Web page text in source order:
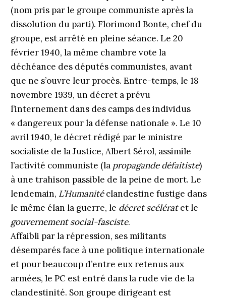
(nom pris par le groupe communiste après la
dissolution du parti). Florimond Bonte, chef du
groupe, est arrêté en pleine séance. Le 20
février 1940, la même chambre vote la
déchéance des députés communistes, avant
que ne s’ouvre leur procès. Entre-temps, le 18
novembre 1939, un décret a prévu
l’internement dans des camps des individus
« dangereux pour la défense nationale ». Le 10
avril 1940, le décret rédigé par le ministre
socialiste de la Justice, Albert Sérol, assimile
l’activité communiste (la propagande défaitiste)
à une trahison passible de la peine de mort. Le
lendemain, L’Humanitéclandestine fustige dans
le même élan la guerre, le décret scélératet le
gouvernement social-fasciste.
Affaibli par la répression, ses militants
désemparés face à une politique internationale
et pour beaucoup d’entre eux retenus aux
armées, le PC est entré dans la rude vie de la
clandestinité. Son groupe dirigeant est